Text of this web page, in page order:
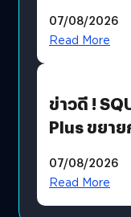
07/08/2026
Read More
ข่าวดี !
Plus ขยา
โดยตรง
07/08/2026
Read More